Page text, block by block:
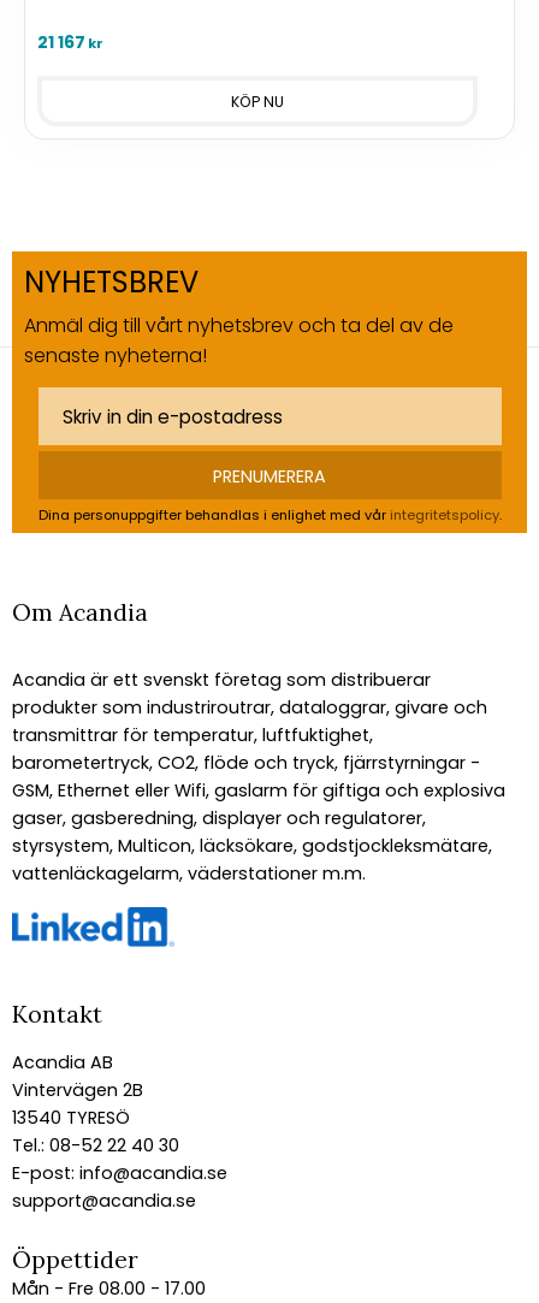
21 167 kr
NYHETSBREV
Anmäl dig till vårt nyhetsbrev och ta del av de
senaste nyheterna!
PRENUMERERA
Dina personuppgifter behandlas i enlighet med vår integritetspolicy.
Om Acandia
Acandia är ett svenskt företag som distribuerar
produkter som industriroutrar, dataloggrar, givare och
transmittrar för temperatur, luftfuktighet,
barometertryck, CO2, flöde och tryck, fjärrstyrningar -
GSM, Ethernet eller Wifi, gaslarm för giftiga och explosiva
gaser, gasberedning, displayer och regulatorer,
styrsystem, Multicon, läcksökare, godstjockleksmätare,
vattenläckagelarm, väderstationer m.m.
Kontakt
Acandia AB
Vintervägen 2B
13540 TYRESÖ
Tel.: 08-52 22 40 30
E-post: info@acandia.se
support@acandia.se
Öppettider
Mån - Fre 08.00 - 17.00